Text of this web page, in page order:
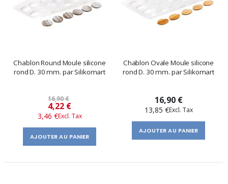
Chablon Round Moule silicone
rond D. 30 mm. par Silikomart
16,90 €
Prix
​​
spécial
4,22 €
3,46 €
AJOUTER AU PANIER
Chablon Ovale Moule silicone
rond D. 30 mm. par Silikomart
16,90 €
13,85 €
AJOUTER AU PANIER